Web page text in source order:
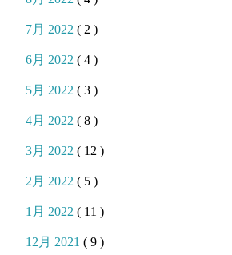
7月 2022( 2 )
6月 2022( 4 )
5月 2022( 3 )
4月 2022( 8 )
3月 2022( 12 )
2月 2022( 5 )
1月 2022( 11 )
12月 2021( 9 )